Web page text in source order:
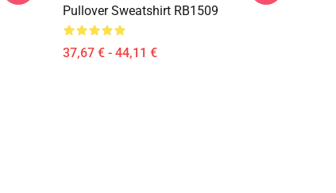
Pullover Sweatshirt RB1509
37,67 € - 44,11 €